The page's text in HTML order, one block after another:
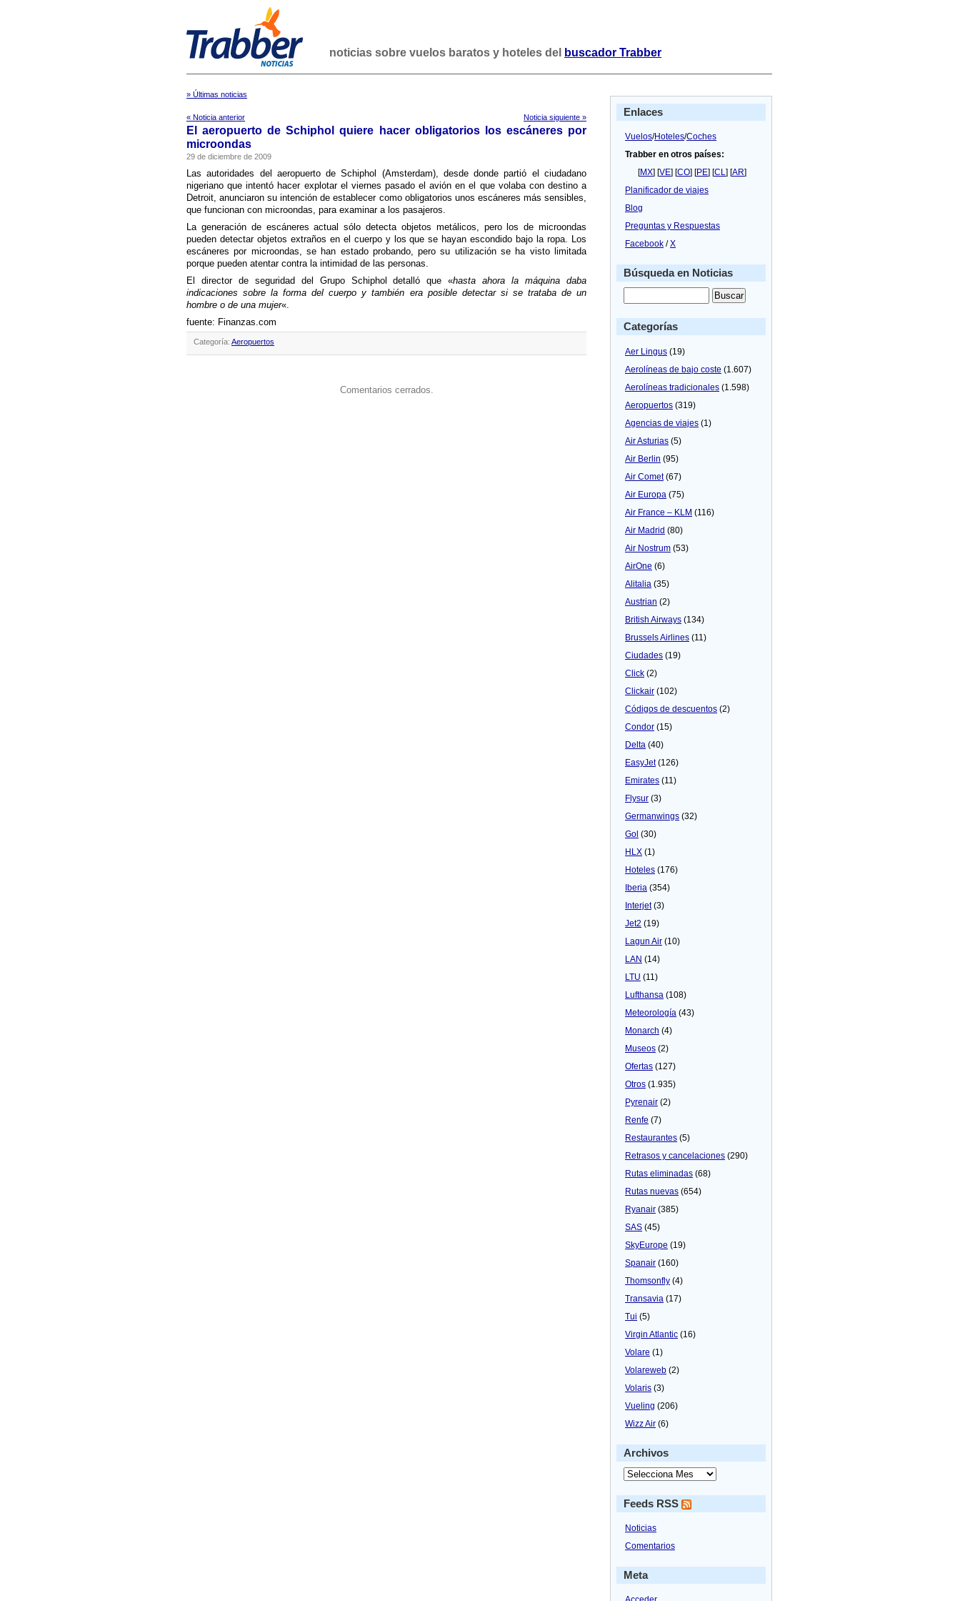
noticias sobre vuelos baratos y hoteles del buscador Trabber
» Últimas noticias
« Noticia anterior Noticia siguiente »
El aeropuerto de Schiphol quiere hacer obligatorios los escáneres por
microondas
29 de diciembre de 2009
Las autoridades del aeropuerto de Schiphol (Amsterdam), desde donde partió el ciudadano
nigeriano que intentó hacer explotar el viernes pasado el avión en el que volaba con destino a
Detroit, anunciaron su intención de establecer como obligatorios unos escáneres más sensibles,
que funcionan con microondas, para examinar a los pasajeros.
La generación de escáneres actual sólo detecta objetos metálicos, pero los de microondas
pueden detectar objetos extraños en el cuerpo y los que se hayan escondido bajo la ropa. Los
escáneres por microondas, se han estado probando, pero su utilización se ha visto limitada
porque pueden atentar contra la intimidad de las personas.
El director de seguridad del Grupo Schiphol detalló que «hasta ahora la máquina daba
indicaciones sobre la forma del cuerpo y también era posible detectar si se trataba de un
hombre o de una mujer«.
fuente: Finanzas.com
Categoría: Aeropuertos
Comentarios cerrados.
Enlaces
Vuelos/Hoteles/Coches
Trabber en otros países:
[MX] [VE] [CO] [PE] [CL] [AR]
Planificador de viajes
Blog
Preguntas y Respuestas
Facebook /X
Búsqueda en Noticias
Categorías
Aer Lingus (19)
Aerolíneas de bajo coste (1.607)
Aerolíneas tradicionales (1.598)
Aeropuertos (319)
Agencias de viajes (1)
Air Asturias (5)
Air Berlin (95)
Air Comet(67)
Air Europa (75)
Air France – KLM (116)
Air Madrid (80)
Air Nostrum (53)
AirOne (6)
Alitalia (35)
Austrian (2)
British Airways (134)
Brussels Airlines (11)
Ciudades (19)
Click (2)
Clickair (102)
Códigos de descuentos (2)
Condor (15)
Delta (40)
EasyJet(126)
Emirates (11)
Flysur (3)
Germanwings (32)
Gol (30)
HLX (1)
Hoteles (176)
Iberia (354)
Interjet(3)
Jet2 (19)
Lagun Air (10)
LAN (14)
LTU (11)
Lufthansa (108)
Meteorologí­a (43)
Monarch (4)
Museos (2)
Ofertas (127)
Otros (1.935)
Pyrenair (2)
Renfe (7)
Restaurantes (5)
Retrasos y cancelaciones (290)
Rutas eliminadas (68)
Rutas nuevas (654)
Ryanair (385)
SAS (45)
SkyEurope (19)
Spanair (160)
Thomsonfly (4)
Transavia (17)
Tui (5)
Virgin Atlantic (16)
Volare (1)
Volareweb (2)
Volaris (3)
Vueling (206)
Wizz Air (6)
Archivos
Feeds RSS
Noticias
Comentarios
Meta